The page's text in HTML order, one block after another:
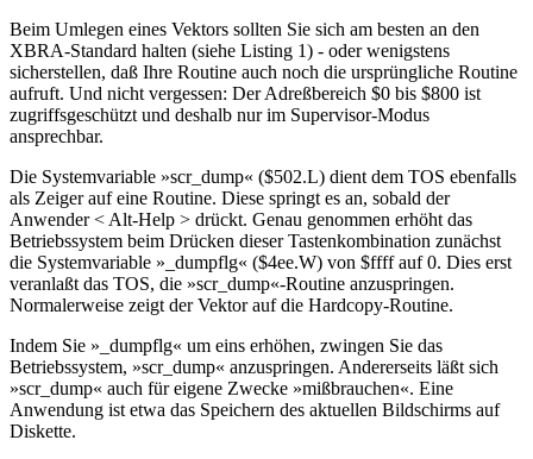
Beim Umlegen eines Vektors sollten Sie sich am besten an den
XBRA-Standard halten (siehe Listing 1) - oder wenigstens
sicherstellen, daß Ihre Routine auch noch die ursprüngliche Routine
aufruft. Und nicht vergessen: Der Adreßbereich $0 bis $800 ist
zugriffsgeschützt und deshalb nur im Supervisor-Modus
ansprechbar.
Die Systemvariable »scr_dump« ($502.L) dient dem TOS ebenfalls
als Zeiger auf eine Routine. Diese springt es an, sobald der
Anwender < Alt-Help > drückt. Genau genommen erhöht das
Betriebssystem beim Drücken dieser Tastenkombination zunächst
die Systemvariable »_dumpflg« ($4ee.W) von $ffff auf 0. Dies erst
veranlaßt das TOS, die »scr_dump«-Routine anzuspringen.
Normalerweise zeigt der Vektor auf die Hardcopy-Routine.
Indem Sie »_dumpflg« um eins erhöhen, zwingen Sie das
Betriebssystem, »scr_dump« anzuspringen. Andererseits läßt sich
»scr_dump« auch für eigene Zwecke »mißbrauchen«. Eine
Anwendung ist etwa das Speichern des aktuellen Bildschirms auf
Diskette.